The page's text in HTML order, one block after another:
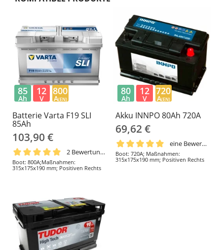
Batterie Varta F19 SLI
85Ah
103,90 €
2 Bewertungen
Boot: 800A;Maßnahmen:
315x175x190 mm; Positiven Rechts
85
Ah
12
V
800
A(EN)
Akku INNPO 80Ah 720A
69,62 €
eine Bewertung
Boot: 720A; Maßnahmen:
315x175x190 mm; Positiven Rechts
80
Ah
12
V
720
A(EN)